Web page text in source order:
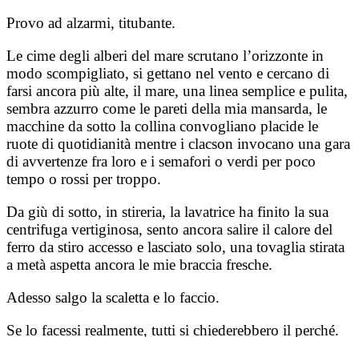
Provo ad alzarmi, titubante.
Le cime degli alberi del mare scrutano l’orizzonte in
modo scompigliato, si gettano nel vento e cercano di
farsi ancora più alte, il mare, una linea semplice e pulita,
sembra azzurro come le pareti della mia mansarda, le
macchine da sotto la collina convogliano placide le
ruote di quotidianità mentre i clacson invocano una gara
di avvertenze fra loro e i semafori o verdi per poco
tempo o rossi per troppo.
Da giù di sotto, in stireria, la lavatrice ha finito la sua
centrifuga vertiginosa, sento ancora salire il calore del
ferro da stiro accesso e lasciato solo, una tovaglia stirata
a metà aspetta ancora le mie braccia fresche.
Adesso salgo la scaletta e lo faccio.
Se lo facessi realmente, tutti si chiederebbero il perché.